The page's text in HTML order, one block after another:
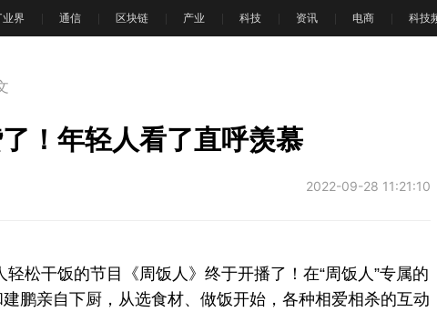
业界 通信 区块链 产业 科技 资讯 电商 科技
！年轻人看了直呼羡慕
2022-09-28 11:21:10
松干饭的节目《周饭人》终于开播了！在“周饭人”专属的
鹏亲自下厨，从选食材、做饭开始，各种相爱相杀的互动